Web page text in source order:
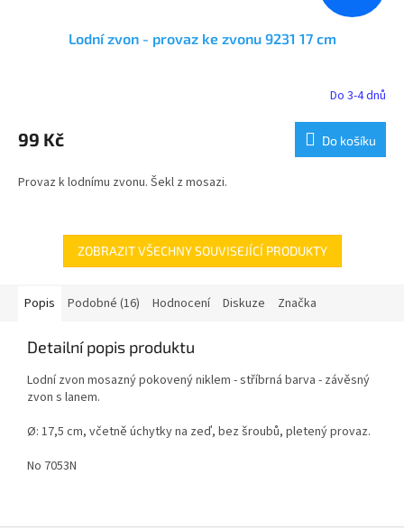
Lodní zvon - provaz ke zvonu 9231 17 cm
Do 3-4 dnů
99 Kč Do košíku
Provaz k lodnímu zvonu. Šekl z mosazi.
ZOBRAZIT VŠECHNY SOUVISEJÍCÍ PRODUKTY
Popis Podobné (16) Hodnocení Diskuze Značka
Detailní popis produktu
Lodní zvon mosazný pokovený niklem - stříbrná barva - závěsný
zvon s lanem.
Ø: 17,5 cm, včetně úchytky na zeď, bez šroubů, pletený provaz.
No 7053N